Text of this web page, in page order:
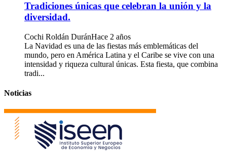
Tradiciones únicas que celebran la unión y la
diversidad.
Cochi Roldán DuránHace 2 años
La Navidad es una de las fiestas más emblemáticas del
mundo, pero en América Latina y el Caribe se vive con una
intensidad y riqueza cultural únicas. Esta fiesta, que combina
tradi...
Noticias